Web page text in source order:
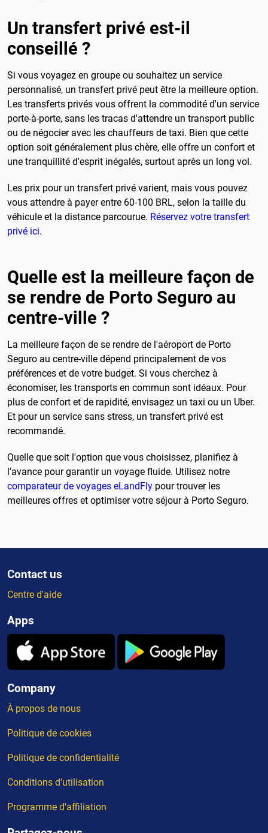
Un transfert privé est-il
conseillé ?
Si vous voyagez en groupe ou souhaitez un service
personnalisé, un transfert privé peut être la meilleure option.
Les transferts privés vous offrent la commodité d'un service
porte-à-porte, sans les tracas d'attendre un transport public
ou de négocier avec les chauffeurs de taxi. Bien que cette
option soit généralement plus chère, elle offre un confort et
une tranquillité d'esprit inégalés, surtout après un long vol.
Les prix pour un transfert privé varient, mais vous pouvez
vous attendre à payer entre 60-100 BRL, selon la taille du
véhicule et la distance parcourue. Réservez votre transfert
privé ici.
Quelle est la meilleure façon de
se rendre de Porto Seguro au
centre-ville ?
La meilleure façon de se rendre de l'aéroport de Porto
Seguro au centre-ville dépend principalement de vos
préférences et de votre budget. Si vous cherchez à
économiser, les transports en commun sont idéaux. Pour
plus de confort et de rapidité, envisagez un taxi ou un Uber.
Et pour un service sans stress, un transfert privé est
recommandé.
Quelle que soit l'option que vous choisissez, planifiez à
l'avance pour garantir un voyage fluide. Utilisez notre
comparateur de voyages eLandFly pour trouver les
meilleures offres et optimiser votre séjour à Porto Seguro.
Contact us
Centre d'aide
Apps
Company
À propos de nous
Politique de cookies
Politique de confidentialité
Conditions d'utilisation
Programme d'affiliation